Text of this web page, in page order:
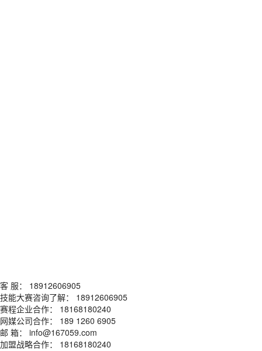
客 服： 18912606905
技能大赛咨询了解： 18912606905
赛程企业合作： 18168180240
网媒公司合作： 189 1260 6905
邮 箱： info@167059.com
加盟战略合作： 18168180240